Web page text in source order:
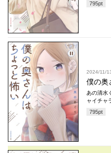
795pt
2024/11/
僕の奥
あの清水
ャイチャ
795pt